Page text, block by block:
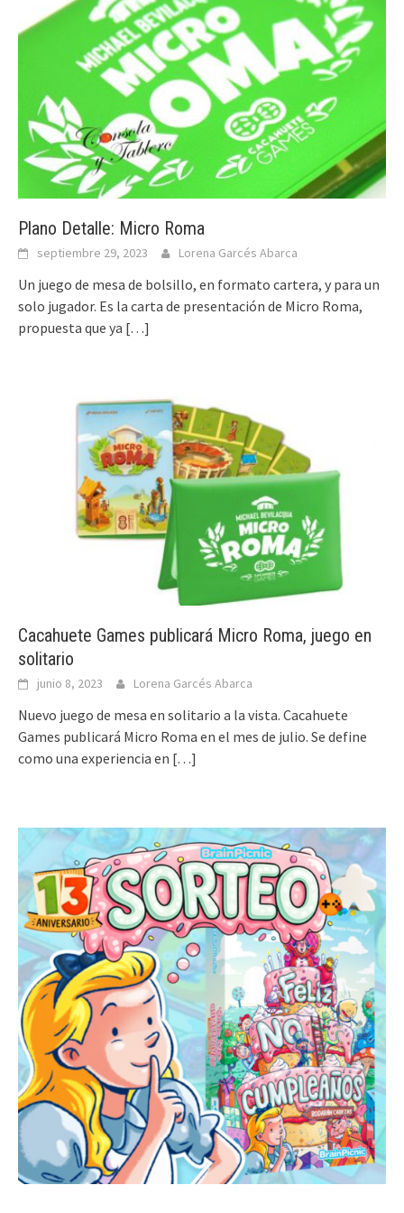
Plano Detalle: Micro Roma
septiembre 29, 2023 Lorena Garcés Abarca
Un juego de mesa de bolsillo, en formato cartera, y para un
solo jugador. Es la carta de presentación de Micro Roma,
propuesta que ya […]
Cacahuete Games publicará Micro Roma, juego en
solitario
junio 8, 2023 Lorena Garcés Abarca
Nuevo juego de mesa en solitario a la vista. Cacahuete
Games publicará Micro Roma en el mes de julio. Se define
como una experiencia en […]